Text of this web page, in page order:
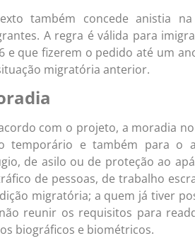
também concede anistia
A regra é válida para
e que fizerem o pedido até um
migratória anterior.
com o projeto, a moradia
temporário e também para o
de asilo ou de proteção ao
de pessoas, de trabalho
migratória; a quem já tiver
reunir os requisitos para
biográficos e biométricos.